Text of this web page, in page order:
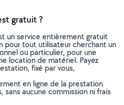
gratuit ?
un service entièrement gratuit
pour tout utilisateur cherchant un
ou particulier, pour une
location de matériel. Payez
fixé par vous,
en ligne de la prestation
sans aucune commission ni frais